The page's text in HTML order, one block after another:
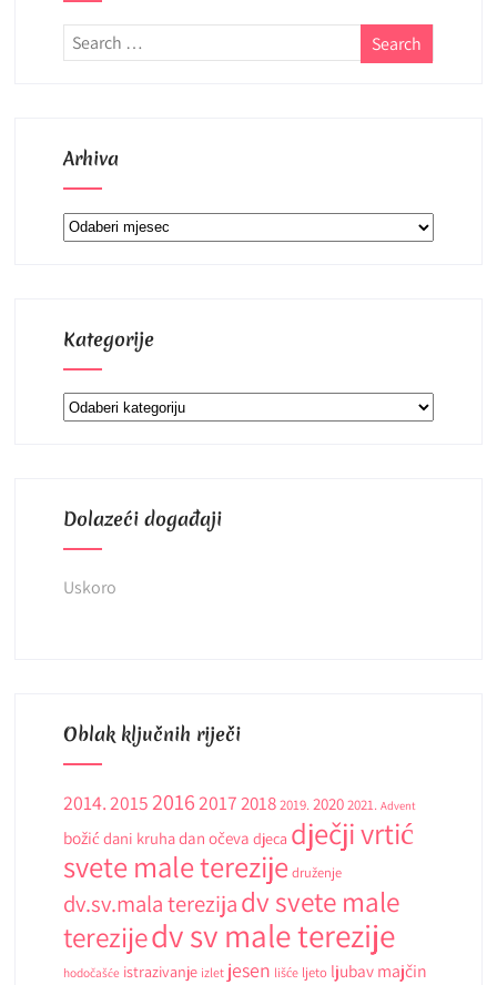
Arhiva
Arhiva
Kategorije
Kategorije
Dolazeći događaji
Uskoro
Oblak ključnih riječi
2014.2015201620172018 2019. 2020 2021. Advent
božić dani kruhadan očeva djeca dječji vrtić
svete male terezije druženje
dv.sv.mala terezijadv svete male
terezijedv sv male terezije
hodočašće istrazivanje izlet jesen lišće ljeto ljubav majčin